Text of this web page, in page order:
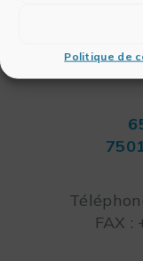
Politique de
FAX